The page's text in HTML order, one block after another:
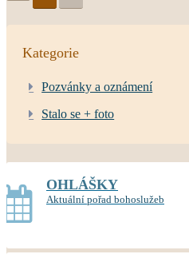
Kategorie
Pozvánky a oznámení
Stalo se + foto
OHLÁŠKY
Aktuální pořad bohoslužeb